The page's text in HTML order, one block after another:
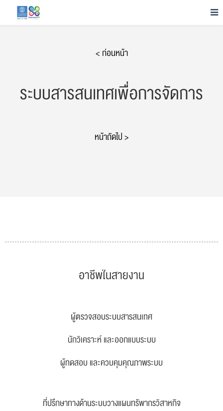
< ก่อนหน้า
ระบบสารสนเทศเพื่อการจัดการ
หน้าถัดไป >
อาชีพในสายงาน
ผู้ตรวจสอบระบบสารสนเทศ
นักวิเคราะห์ และออกแบบระบบ
ผู้ทดสอบ และควบคุมคุณภาพระบบ
ที่ปรึกษาทางด้านระบบวางแผนทรัพากรวิสาหกิจ